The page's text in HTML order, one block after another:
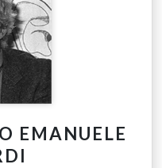
EMANUELE